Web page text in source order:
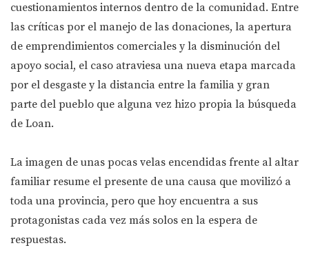
cuestionamientos internos dentro de la comunidad. Entre
las críticas por el manejo de las donaciones, la apertura
de emprendimientos comerciales y la disminución del
apoyo social, el caso atraviesa una nueva etapa marcada
por el desgaste y la distancia entre la familia y gran
parte del pueblo que alguna vez hizo propia la búsqueda
de Loan.
La imagen de unas pocas velas encendidas frente al altar
familiar resume el presente de una causa que movilizó a
toda una provincia, pero que hoy encuentra a sus
protagonistas cada vez más solos en la espera de
respuestas.